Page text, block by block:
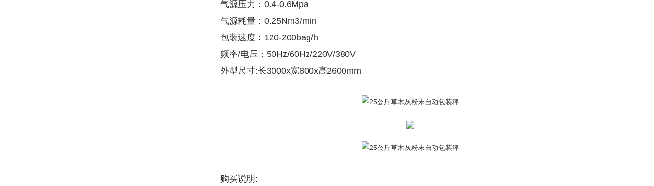
气源压力：0.4-0.6Mpa
气源耗量：0.25Nm3/min
包装速度：120-200bag/h
频率/电压：50Hz/60Hz/220V/380V
外型尺寸:长3000x宽800x高2600mm
购买说明: